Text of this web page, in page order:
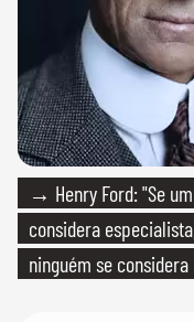
→ Henry Ford: "Se
considera
ninguém se